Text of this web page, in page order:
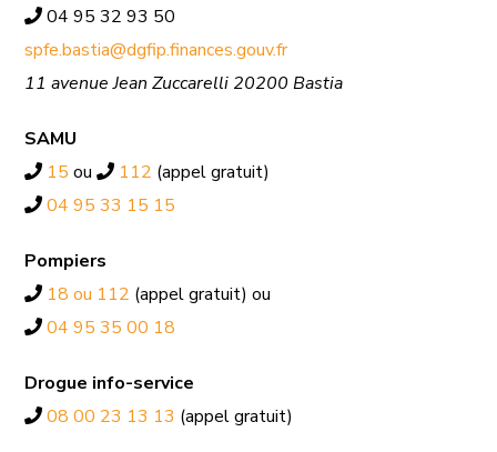
04 95 32 93 50
spfe.bastia@dgfip.finances.gouv.fr
11 avenue Jean Zuccarelli 20200 Bastia
SAMU
15 ou 112 (appel gratuit)
04 95 33 15 15
Pompiers
18 ou 112 (appel gratuit) ou
04 95 35 00 18
Drogue info-service
08 00 23 13 13 (appel gratuit)